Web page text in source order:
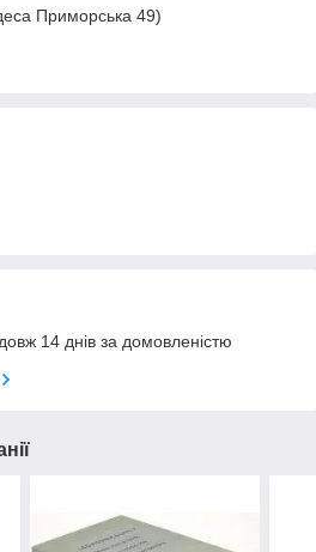
Приморська 49)
14 днів за домовленістю